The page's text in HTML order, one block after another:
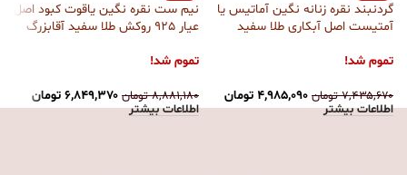
گردنبند نقره زنانه نگین آماتیس یا
آمتیست اصل آبکاری طلا سفید
تموم شد!
۷,۴۳۵,۶۷۰ تومان ۴,۹۸۵,۰۹۰ تومان
اطلاعات بیشتر
نیم ست نقره نگین یاقوت کبود اصل
عیار 925 روکش طلا سفید آقابزرگ
تموم شد!
۸,۸۸۱,۱۸۰ تومان ۶,۸۴۹,۳۷۰ تومان
اطلاعات بیشتر